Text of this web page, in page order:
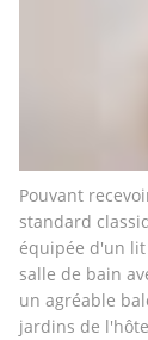
Pouvant
standard
équipée d'un
salle de bain
un agréable
jardins de